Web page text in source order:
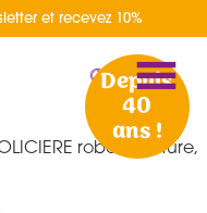
et recevez 10%
Depuis
40
ans !
robe, ceinture,